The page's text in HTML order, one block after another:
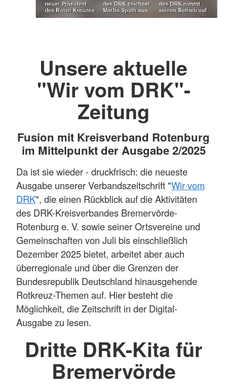
Unsere aktuelle
"Wir vom DRK"-
Zeitung
Fusion mit Kreisverband Rotenburg
im Mittelpunkt der Ausgabe 2/2025
Da ist sie wieder - druckfrisch: die neueste
Ausgabe unserer Verbandszeitschrift "Wir vom
DRK", die einen Rückblick auf die Aktivitäten
des DRK-Kreisverbandes Bremervörde-
Rotenburg e. V. sowie seiner Ortsvereine und
Gemeinschaften von Juli bis einschließlich
Dezember 2025 bietet, arbeitet aber auch
überregionale und über die Grenzen der
Bundesrepublik Deutschland hinausgehende
Rotkreuz-Themen auf. Hier besteht die
Möglichkeit, die Zeitschrift in der Digital-
Ausgabe zu lesen.
Dritte DRK-Kita für
Bremervörde